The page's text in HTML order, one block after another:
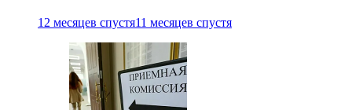
12 месяцев спустя11 месяцев спустя